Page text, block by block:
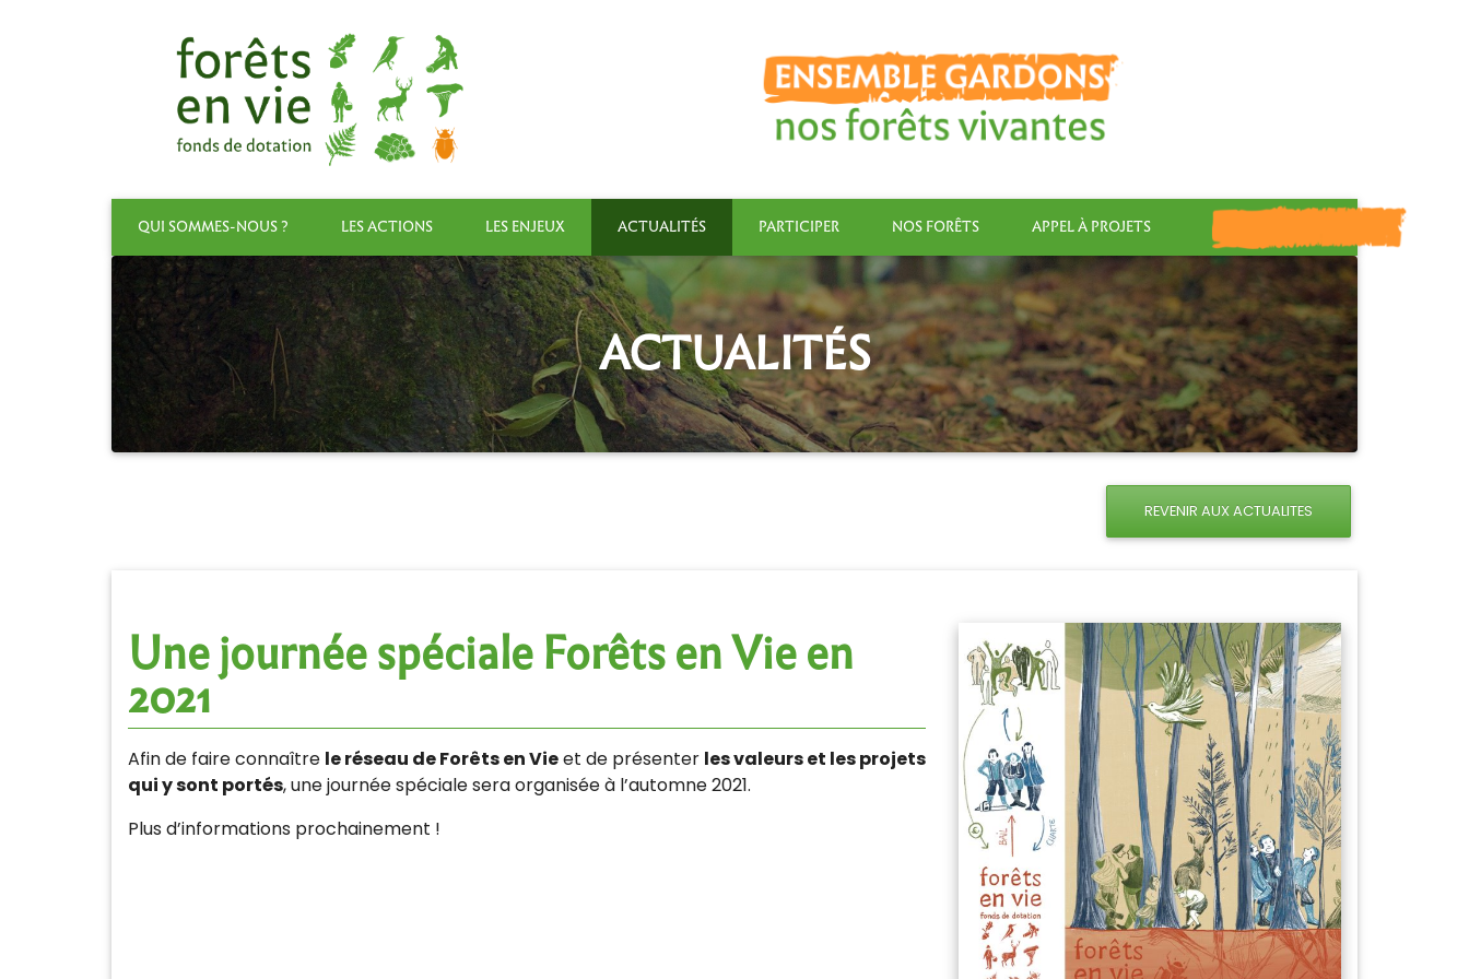
QUI SOMMES-NOUS ? LES ACTIONS LES ENJEUX ACTUALITÉS PARTICIPER NOS FORÊTS APPEL À PROJETS
ACTUALITÉS
REVENIR AUX ACTUALITES
Une journée spéciale Forêts en Vie en
2021
Afin de faire connaître le réseau de Forêts en Vieet de présenter les valeurs et les projets
qui y sont portés, une journée spéciale sera organisée à l’automne 2021.
Plus d’informations prochainement !